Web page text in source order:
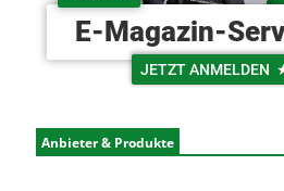
E-Magazin-
JETZT ANMELDEN
Anbieter & Produkte